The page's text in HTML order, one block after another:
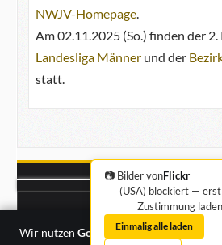
📷 Bilder vonFlickr
(USA) blockiert — erst
Zustimmung
Einmalig alle laden
Impressum·
Wir nutzen Google Analyticszur
NWJV-Homepage.
Am 02.11.2025 (So.) finden der
Landesliga Männerund der
statt.